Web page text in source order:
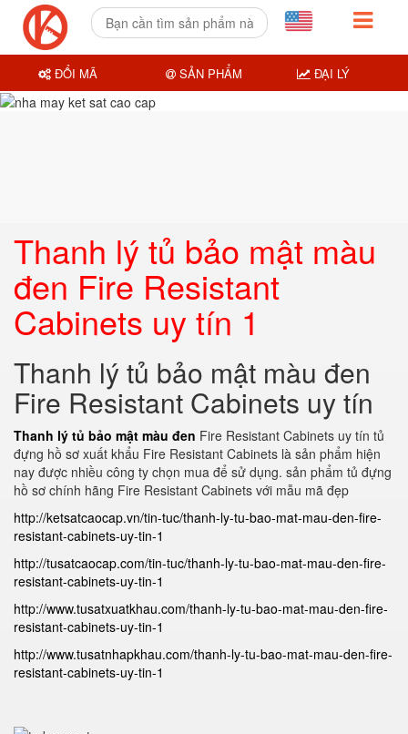
Thanh lý tủ bảo mật màu
đen Fire Resistant
Cabinets uy tín 1
Thanh lý tủ bảo mật màu đen
Fire Resistant Cabinets uy tín
Thanh lý tủ bảo mật màu đen Fire Resistant Cabinets uy tín tủ
đựng hồ sơ xuất khẩu Fire Resistant Cabinets là sản phẩm hiện
nay được nhiều công ty chọn mua để sử dụng. sản phẩm tủ đựng
hồ sơ chính hãng Fire Resistant Cabinets với mẫu mã đẹp
http://ketsatcaocap.vn/tin-tuc/thanh-ly-tu-bao-mat-mau-den-fire-
resistant-cabinets-uy-tin-1
http://tusatcaocap.com/tin-tuc/thanh-ly-tu-bao-mat-mau-den-fire-
resistant-cabinets-uy-tin-1
http://www.tusatxuatkhau.com/thanh-ly-tu-bao-mat-mau-den-fire-
resistant-cabinets-uy-tin-1
http://www.tusatnhapkhau.com/thanh-ly-tu-bao-mat-mau-den-fire-
resistant-cabinets-uy-tin-1
ĐỔI MÃ SẢN PHẨM ĐẠI LÝ